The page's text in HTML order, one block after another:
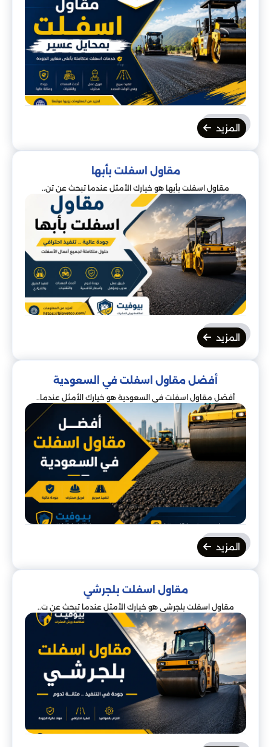
المزيد
مقاول اسفلت بأبها
مقاول اسفلت بأبها هو خيارك الأمثل عندما تبحث عن تن..
المزيد
أفضل مقاول اسفلت في السعودية
أفضل مقاول اسفلت في السعودية هو خيارك الأمثل عندما..
المزيد
مقاول اسفلت بلجرشي
مقاول اسفلت بلجرشي هو خيارك الأمثل عندما تبحث عن ت..